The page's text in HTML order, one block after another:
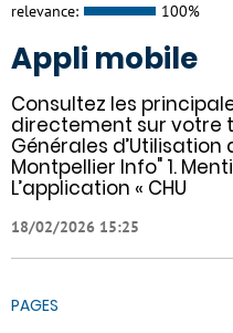
relevance: 100%
Appli mobile
Consultez les
directement sur votre
Générales d’Utilisation
Montpellier Info" 1.
L’application « CHU
18/02/2026 15:25
PAGES